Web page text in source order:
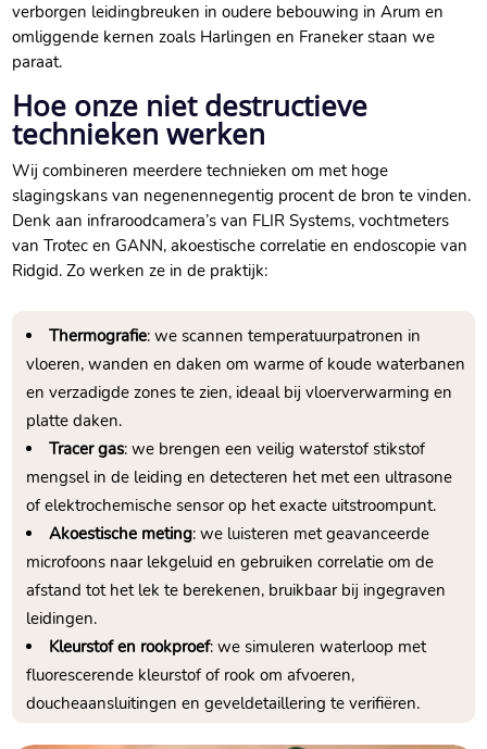
verborgen leidingbreuken in oudere bebouwing in Arum en
omliggende kernen zoals Harlingen en Franeker staan we
paraat.​
Hoe onze niet destructieve
technieken werken
Wij combineren meerdere technieken om met hoge
slagingskans van negenennegentig procent de bron te vinden.​
Denk aan infraroodcamera’s van FLIR Systems, vochtmeters
van Trotec en GANN, akoestische correlatie en endoscopie van
Ridgid.​ Zo werken ze in de praktijk:
Thermografie: we scannen temperatuurpatronen in
vloeren, wanden en daken om warme of koude waterbanen
en verzadigde zones te zien, ideaal bij vloerverwarming en
platte daken.​
Tracer gas: we brengen een veilig waterstof stikstof
mengsel in de leiding en detecteren het met een ultrasone
of elektrochemische sensor op het exacte uitstroompunt.​
Akoestische meting: we luisteren met geavanceerde
microfoons naar lekgeluid en gebruiken correlatie om de
afstand tot het lek te berekenen, bruikbaar bij ingegraven
leidingen.​
Kleurstof en rookproef: we simuleren waterloop met
fluorescerende kleurstof of rook om afvoeren,
doucheaansluitingen en geveldetaillering te verifiëren.​